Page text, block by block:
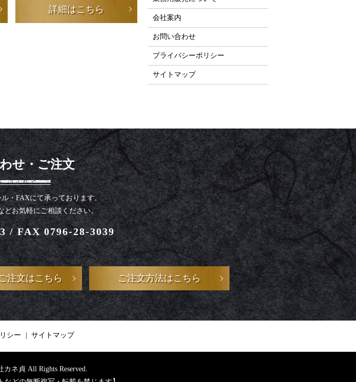
詳細はこちら
会社案内
お問い合わせ
プライバシーポリシー
サイトマップ
せ・ご注文
・FAXにて承っております。
どお気軽にご相談ください。
/ FAX 0796-28-3039
注文はこちら ご注文方法はこちら
シー サイトマップ
ネ貞 All Rights Reserved.